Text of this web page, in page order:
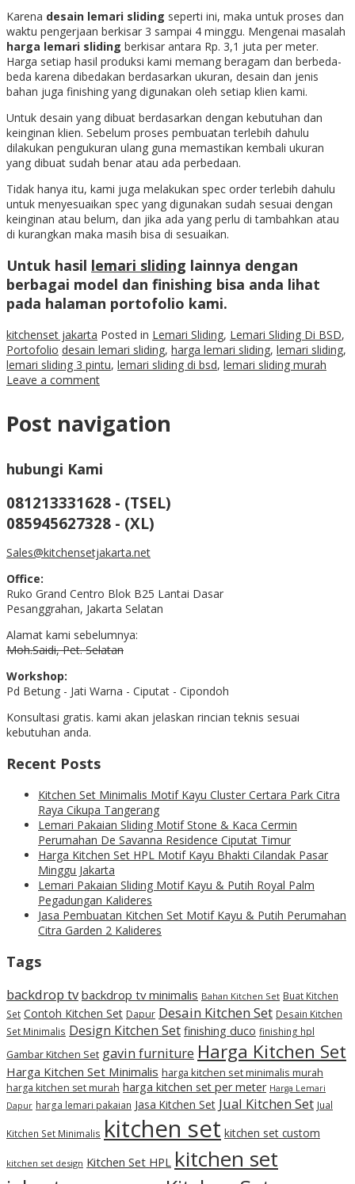
Karena desain lemari sliding seperti ini, maka untuk proses dan
waktu pengerjaan berkisar 3 sampai 4 minggu. Mengenai masalah
harga lemari sliding berkisar antara Rp. 3,1 juta per meter.
Harga setiap hasil produksi kami memang beragam dan berbeda-
beda karena dibedakan berdasarkan ukuran, desain dan jenis
bahan juga finishing yang digunakan oleh setiap klien kami.
Untuk desain yang dibuat berdasarkan dengan kebutuhan dan
keinginan klien. Sebelum proses pembuatan terlebih dahulu
dilakukan pengukuran ulang guna memastikan kembali ukuran
yang dibuat sudah benar atau ada perbedaan.
Tidak hanya itu, kami juga melakukan spec order terlebih dahulu
untuk menyesuaikan spec yang digunakan sudah sesuai dengan
keinginan atau belum, dan jika ada yang perlu di tambahkan atau
di kurangkan maka masih bisa di sesuaikan.
Untuk hasil lemari sliding lainnya dengan
berbagai model dan finishing bisa anda lihat
pada halaman portofolio kami.
kitchenset jakarta Posted in Lemari Sliding, Lemari Sliding Di BSD,
Portofolio desain lemari sliding, harga lemari sliding, lemari sliding,
lemari sliding 3 pintu, lemari sliding di bsd, lemari sliding murah
Leave a comment
Post navigation
hubungi Kami
081213331628 - (TSEL)
085945627328 - (XL)
Sales@kitchensetjakarta.net
Office:
Ruko Grand Centro Blok B25 Lantai Dasar
Pesanggrahan, Jakarta Selatan
Alamat kami sebelumnya:
Moh.Saidi, Pet. Selatan
Workshop:
Pd Betung - Jati Warna - Ciputat - Cipondoh
Konsultasi gratis. kami akan jelaskan rincian teknis sesuai
kebutuhan anda.
Recent Posts
Kitchen Set Minimalis Motif Kayu Cluster Certara Park Citra
Raya Cikupa Tangerang
Lemari Pakaian Sliding Motif Stone & Kaca Cermin
Perumahan De Savanna Residence Ciputat Timur
Harga Kitchen Set HPL Motif Kayu Bhakti Cilandak Pasar
Minggu Jakarta
Lemari Pakaian Sliding Motif Kayu & Putih Royal Palm
Pegadungan Kalideres
Jasa Pembuatan Kitchen Set Motif Kayu & Putih Perumahan
Citra Garden 2 Kalideres
Tags
backdrop tv backdrop tv minimalis Bahan Kitchen Set Buat Kitchen
Set Contoh Kitchen Set Dapur Desain Kitchen Set Desain Kitchen
Set Minimalis Design Kitchen Set finishing duco finishing hpl
Gambar Kitchen Set gavin furniture Harga Kitchen Set
Harga Kitchen Set Minimalis harga kitchen set minimalis murah
harga kitchen set murah harga kitchen set per meter Harga Lemari
Dapur harga lemari pakaian Jasa Kitchen Set Jual Kitchen Set Jual
Kitchen Set Minimalis kitchen set kitchen set custom
kitchen set design Kitchen Set HPL kitchen set